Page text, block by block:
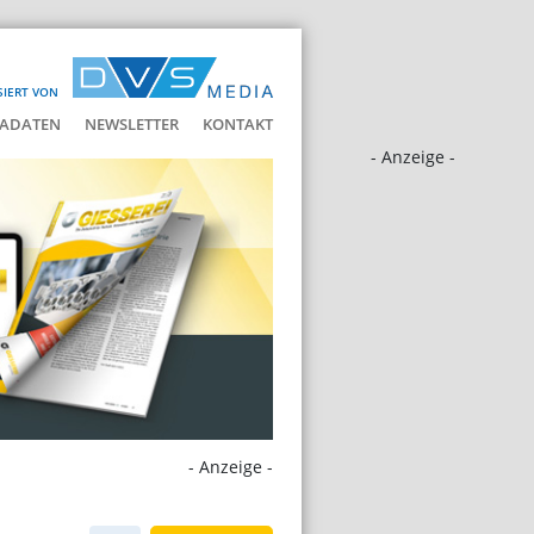
VON
NEWSLETTER KONTAKT
- Anzeige -
- Anzeige -